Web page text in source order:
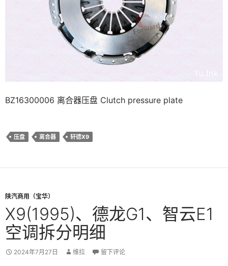
BZ16300006 离合器压盘 Clutch pressure plate
压盘 离合器 轩德X9
陕汽商用（宝华）
X9(1995)、德龙G1、智云E1
空调拆分明细
2024年7月27日 维拉 留下评论